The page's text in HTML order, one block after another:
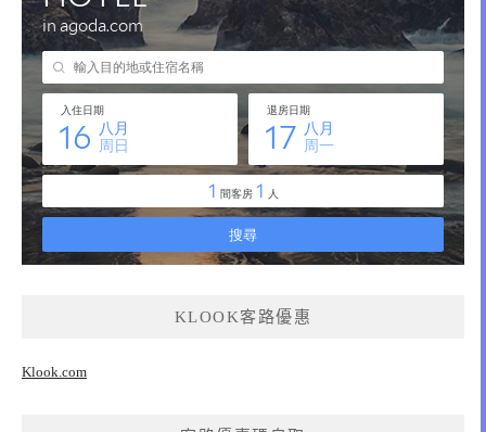
KLOOK客路優惠
Klook.com